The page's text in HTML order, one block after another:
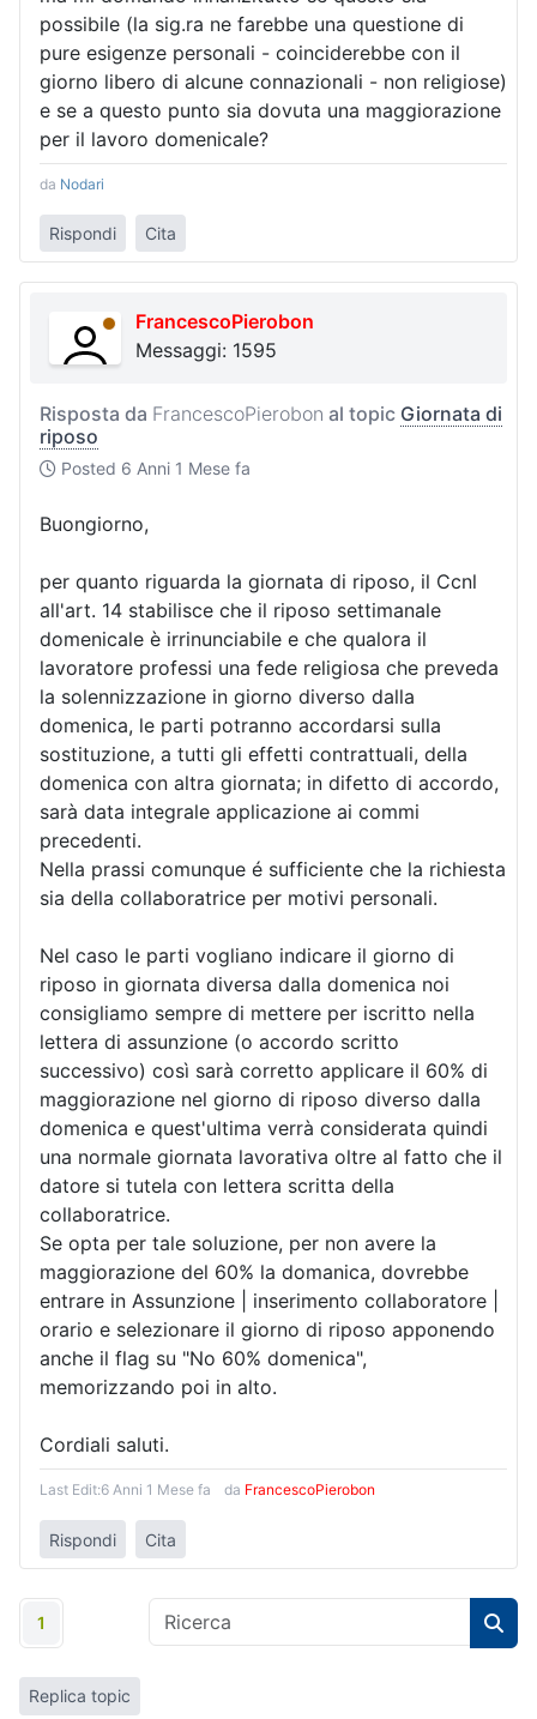
possibile (la sig.ra ne farebbe una questione di
pure esigenze personali - coinciderebbe con il
giorno libero di alcune connazionali - non religiose)
e se a questo punto sia dovuta una maggiorazione
per il lavoro domenicale?
da Nodari
Rispondi Cita
FrancescoPierobon
Messaggi: 1595
Risposta da FrancescoPierobon al topic Giornata di
riposo
Posted 6 Anni 1 Mese fa
Buongiorno,
per quanto riguarda la giornata di riposo, il Ccnl
all'art. 14 stabilisce che il riposo settimanale
domenicale è irrinunciabile e che qualora il
lavoratore professi una fede religiosa che preveda
la solennizzazione in giorno diverso dalla
domenica, le parti potranno accordarsi sulla
sostituzione, a tutti gli effetti contrattuali, della
domenica con altra giornata; in difetto di accordo,
sarà data integrale applicazione ai commi
precedenti.
Nella prassi comunque é sufficiente che la richiesta
sia della collaboratrice per motivi personali.
Nel caso le parti vogliano indicare il giorno di
riposo in giornata diversa dalla domenica noi
consigliamo sempre di mettere per iscritto nella
lettera di assunzione (o accordo scritto
successivo) così sarà corretto applicare il 60% di
maggiorazione nel giorno di riposo diverso dalla
domenica e quest'ultima verrà considerata quindi
una normale giornata lavorativa oltre al fatto che il
datore si tutela con lettera scritta della
collaboratrice.
Se opta per tale soluzione, per non avere la
maggiorazione del 60% la domanica, dovrebbe
entrare in Assunzione | inserimento collaboratore |
orario e selezionare il giorno di riposo apponendo
anche il flag su "No 60% domenica",
memorizzando poi in alto.
Cordiali saluti.
Last Edit:6 Anni 1 Mese fa da FrancescoPierobon
Rispondi Cita
1
Replica topic